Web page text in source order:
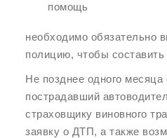
помощь
необходимо обязательно
полицию, чтобы
Не позднее одного
пострадавший
страховщику виновного
заявку о ДТП, а также